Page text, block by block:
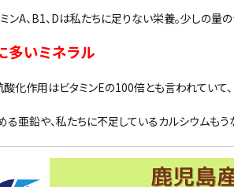
ンA、B1、Dは私たちに足りない栄養。少しの量
多いミネラル
酸化作用はビタミンEの100倍とも言われていて
る亜鉛や、私たちに不足しているカルシウムもう